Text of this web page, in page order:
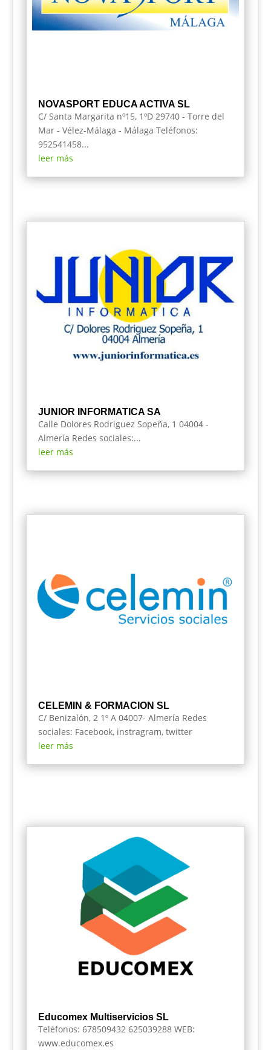
NOVASPORT EDUCA ACTIVA SL
C/ Santa Margarita nº15, 1ºD 29740 - Torre del
Mar - Vélez-Málaga - Málaga Teléfonos:
952541458...
leer más
JUNIOR INFORMATICA SA
Calle Dolores Rodriguez Sopeña, 1 04004 -
Almería Redes sociales:...
leer más
CELEMIN & FORMACION SL
C/ Benizalón, 2 1º A 04007- Almería Redes
sociales: Facebook, instragram, twitter
leer más
Educomex Multiservicios SL
Teléfonos: 678509432 625039288 WEB:
www.educomex.es